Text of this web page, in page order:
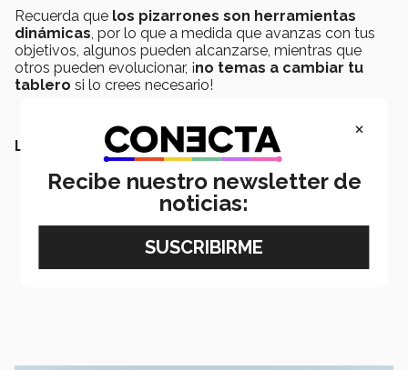
Recuerda que los pizarrones son herramientas
dinámicas, por lo que a medida que avanzas con tus
objetivos, algunos pueden alcanzarse, mientras que
otros pueden evolucionar, ¡no temas a cambiar tu
tablero si lo crees necesario!
LEE TAMBIÉN:
×
Recibe nuestro newsletter de
noticias: